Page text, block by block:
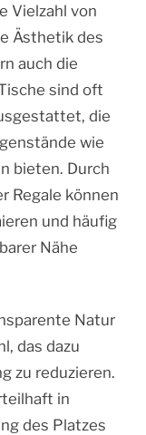
Vielzahl von
Ästhetik des
auch die
sind oft
die
wie
bieten. Durch
Regale können
und häufig
Nähe
Natur
das dazu
zu reduzieren.
in
des Platzes